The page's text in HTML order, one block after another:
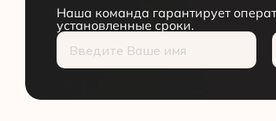
Наша команда гарантирует
установленные сроки.